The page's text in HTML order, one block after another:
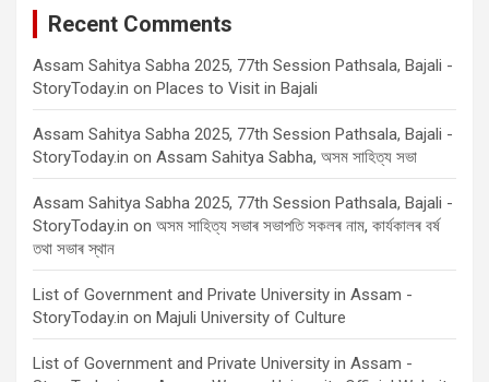
Recent Comments
Assam Sahitya Sabha 2025, 77th Session Pathsala, Bajali -
StoryToday.in on Places to Visit in Bajali
Assam Sahitya Sabha 2025, 77th Session Pathsala, Bajali -
StoryToday.in on Assam Sahitya Sabha, অসম সাহিত্য সভা
Assam Sahitya Sabha 2025, 77th Session Pathsala, Bajali -
StoryToday.in on অসম সাহিত্য সভাৰ সভাপতি সকলৰ নাম, কাৰ্যকালৰ বৰ্ষ
তথা সভাৰ স্থান
List of Government and Private University in Assam -
StoryToday.in on Majuli University of Culture
List of Government and Private University in Assam -